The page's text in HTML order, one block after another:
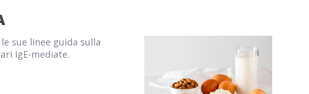
sue linee guida sulla
IgE-mediate.